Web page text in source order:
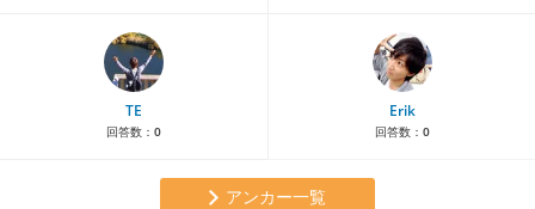
TE
回答数： 0
Erik
回答数： 0
アンカー一覧